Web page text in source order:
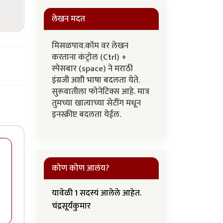
लेखन मदत
मिसळपाव.कॉम वर लेखन
करताना कंट्रोल (Ctrl) +
स्पेसबार (space) ने मराठी
इंग्रजी अशी भाषा बदलता येते.
सुरूवातीला फोनेटिक्स आहे. मात्र
तुमच्या खात्याच्या सेटींग मधून
इनस्क्रीप्ट बदलता येईल.
कोण कोण आलंय?
यावेळी 1 सदस्यं आलेले आहेत.
चंद्रसूर्यकुमार